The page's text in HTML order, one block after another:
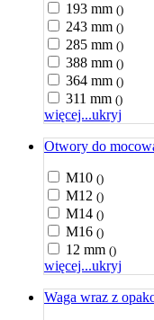
193 mm ()
243 mm ()
285 mm ()
388 mm ()
364 mm ()
311 mm ()
więcej...ukryj
Otwory do
M10 ()
M12 ()
M14 ()
M16 ()
12 mm ()
więcej...ukryj
Waga wraz z